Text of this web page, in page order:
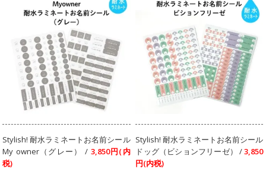
Stylish! 耐水ラミネートお名前シール
My owner（グレー） / 3,850円(内
税)
Stylish! 耐水ラミネートお名前シール
ドッグ（ビションフリーゼ） /3,850
円(内税)